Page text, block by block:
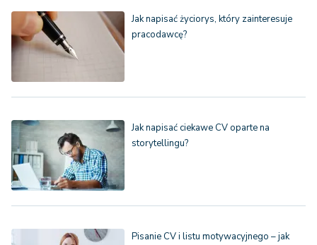
Jak napisać życiorys, który zainteresuje
pracodawcę?
Jak napisać ciekawe CV oparte na
storytellingu?
Pisanie CV i listu motywacyjnego – jak